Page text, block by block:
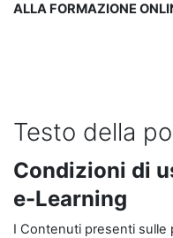
ALLA FORMAZIONE
Testo della
Condizioni di
e-Learning
I Contenuti presenti sulle